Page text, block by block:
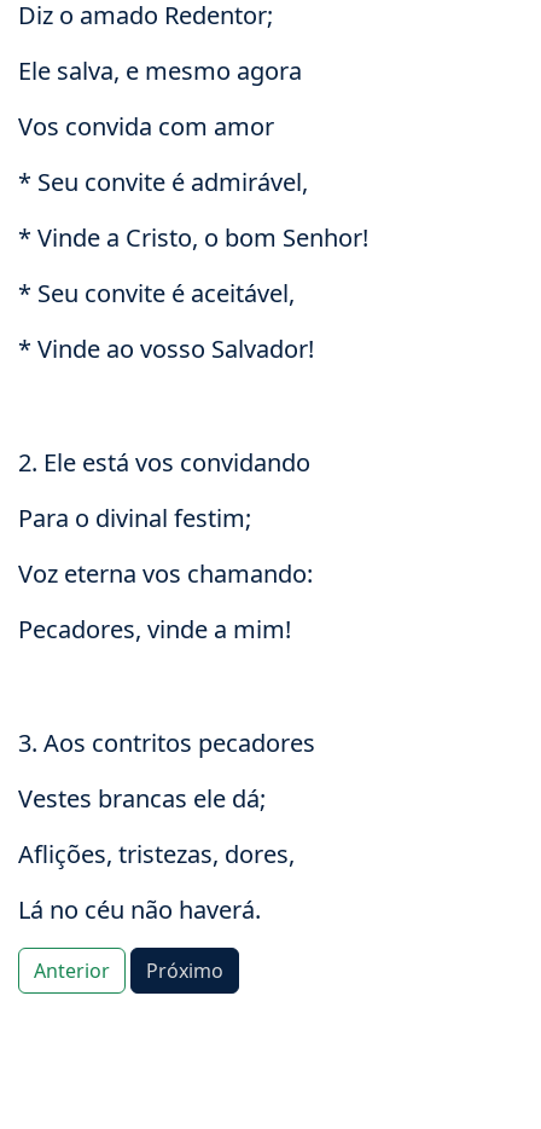
Diz o amado Redentor;
Ele salva, e mesmo agora
Vos convida com amor
* Seu convite é admirável,
* Vinde a Cristo, o bom Senhor!
* Seu convite é aceitável,
* Vinde ao vosso Salvador!
2. Ele está vos convidando
Para o divinal festim;
Voz eterna vos chamando:
Pecadores, vinde a mim!
3. Aos contritos pecadores
Vestes brancas ele dá;
Aflições, tristezas, dores,
Lá no céu não haverá.
Anterior Próximo